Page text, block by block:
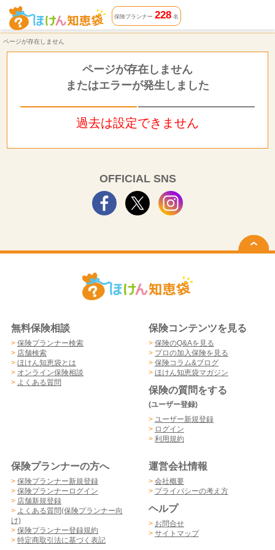
ページが存在しません | ほけん知恵袋
保険プランナー 228名
ページが存在しません
ページが存在しません
またはエラーが発生しました
過去は設定できません
OFFICIAL SNS
無料保険相談
> 保険プランナー検索
> 店舗検索
> ほけん知恵袋とは
> オンライン保険相談
> よくある質問
保険コンテンツを見る
> 保険のQ&Aを見る
> プロの加入保険を見る
> 保険コラム&ブログ
> ほけん知恵袋マガジン
保険の質問をする
(ユーザー登録)
> ユーザー新規登録
> ログイン
> 利用規約
保険プランナーの方へ
> 保険プランナー新規登録
> 保険プランナーログイン
> 店舗新規登録
> よくある質問(保険プランナー向
け)
> 保険プランナー登録規約
> 特定商取引法に基づく表記
運営会社情報
> 会社概要
> プライバシーの考え方
ヘルプ
> お問合せ
> サイトマップ